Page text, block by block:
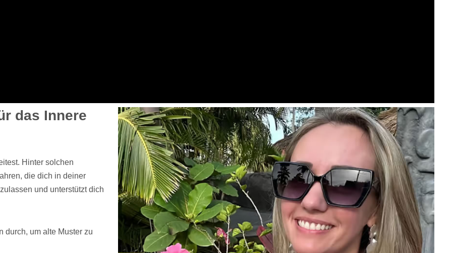
das Innere
Hinter solchen
die dich in deiner
und unterstützt dich
durch, um alte Muster zu